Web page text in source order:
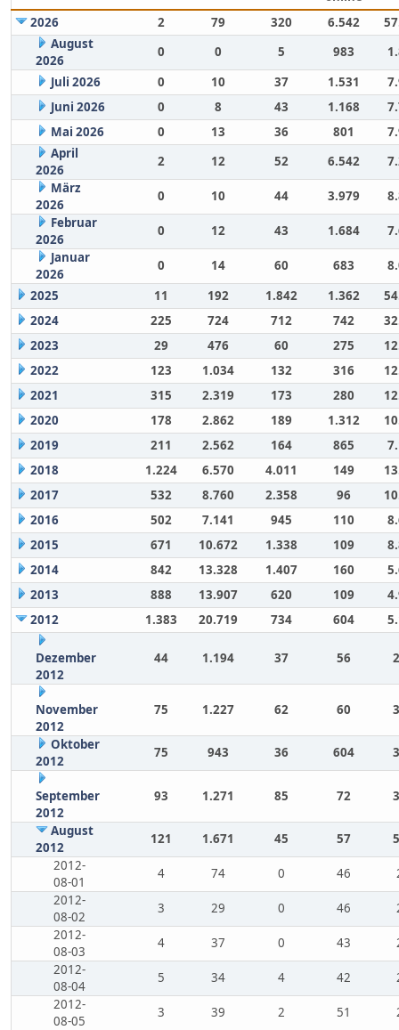
2026
2 79 320 6.542
August
2026
0 0 5 983
Juli 2026
0 10 37 1.531
Juni 2026
0 8 43 1.168
Mai 2026
0 13 36 801
April
2026
2 12 52 6.542
März
2026
0 10 44 3.979
Februar
2026
0 12 43 1.684
Januar
2026
0 14 60 683
2025
11 192 1.842 1.362
2024
225 724 712 742
2023
29 476 60 275
2022
123 1.034 132 316
2021
315 2.319 173 280
2020
178 2.862 189 1.312
2019
211 2.562 164 865
2018
1.224 6.570 4.011 149
2017
532 8.760 2.358 96
2016
502 7.141 945 110
2015
671 10.672 1.338 109
2014
842 13.328 1.407 160
2013
888 13.907 620 109
2012
1.383 20.719 734 604
Dezember
2012
44 1.194 37 56
November
2012
75 1.227 62 60
Oktober
2012
75 943 36 604
September
2012
93 1.271 85 72
August
2012
121 1.671 45 57
2012-
08-01
4 74 0 46
2012-
08-02
3 29 0 46
2012-
08-03
4 37 0 43
2012-
08-04
5 34 4 42
2012-
08-05
3 39 2 51